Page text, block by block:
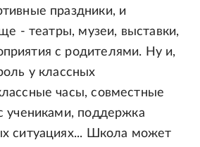
праздники, и
- театры, музеи, выставки,
с родителями. Ну и,
у классных
часы, совместные
учениками, поддержка
ситуациях... Школа может